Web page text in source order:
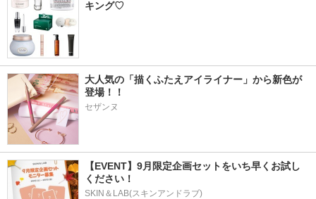
キング♡
大人気の「描くふたえアイライナー」から新色が
登場！！
セザンヌ
【EVENT】9月限定企画セットをいち早くお試し
ください！
SKIN＆LAB(スキンアンドラブ)